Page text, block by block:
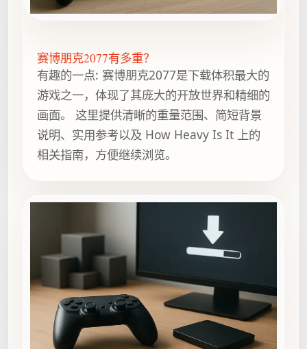
赛博朋克2077有多重？
有趣的一点: 赛博朋克2077是下载体积最大的
游戏之一，体现了其庞大的开放世界和精细的
画面。 这里提供清晰的重量范围、简短背景
说明、实用参考以及 How Heavy Is It 上的
相关指南，方便继续浏览。